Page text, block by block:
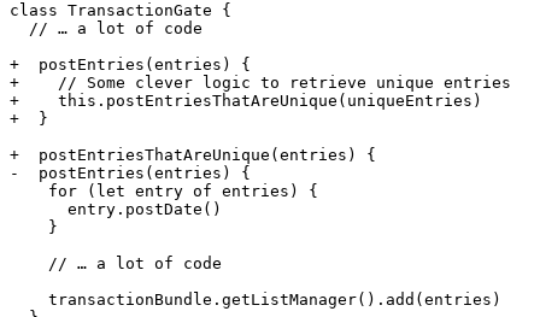
class TransactionGate {
// … a lot of code
+  postEntries(entries) {
+    // Some clever logic to retrieve unique entries
+    this.postEntriesThatAreUnique(uniqueEntries)
+  }
+  postEntriesThatAreUnique(entries) {
-  postEntries(entries) {
for (let entry of entries) {
entry.postDate()
}
// … a lot of code
transactionBundle.getListManager().add(entries)